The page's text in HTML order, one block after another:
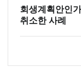
회생계획안인
취소한 사례